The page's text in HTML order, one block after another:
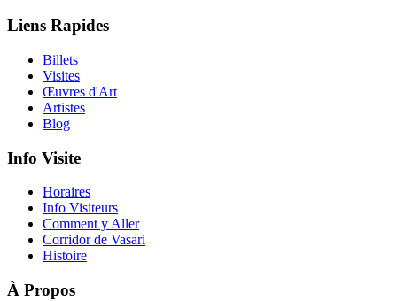
Liens Rapides
Billets
Visites
Œuvres d'Art
Artistes
Blog
Info Visite
Horaires
Info Visiteurs
Comment y Aller
Corridor de Vasari
Histoire
À Propos